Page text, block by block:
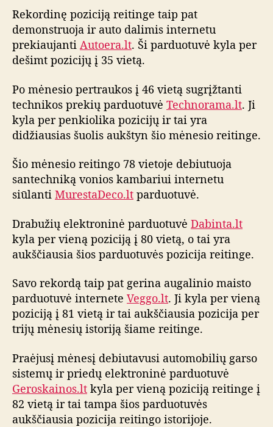
i
ų
r
t
i
n
g
o
p
ž
v
l
g
Rekordinę poziciją reitinge taip pat
demonstruoja ir auto dalimis internetu
prekiaujanti Autoera.lt. Ši parduotuvė kyla per
dešimt pozicijų į 35 vietą.
Po mėnesio pertraukos į 46 vietą sugrįžtanti
technikos prekių parduotuvė Technorama.lt. Ji
kyla per penkiolika pozicijų ir tai yra
didžiausias šuolis aukštyn šio mėnesio reitinge.
Šio mėnesio reitingo 78 vietoje debiutuoja
santechniką vonios kambariui internetu
siūlanti MurestaDeco.lt parduotuvė.
Drabužių elektroninė parduotuvė Dabinta.lt
kyla per vieną poziciją į 80 vietą, o tai yra
aukščiausia šios parduotuvės pozicija reitinge.
Savo rekordą taip pat gerina augalinio maisto
parduotuvė internete Veggo.lt. Ji kyla per vieną
poziciją į 81 vietą ir tai aukščiausia pozicija per
trijų mėnesių istoriją šiame reitinge.
Praėjusį mėnesį debiutavusi automobilių garso
sistemų ir priedų elektroninė parduotuvė
Geroskainos.lt kyla per vieną poziciją reitinge į
82 vietą ir tai tampa šios parduotuvės
aukščiausia pozicija reitingo istorijoje.